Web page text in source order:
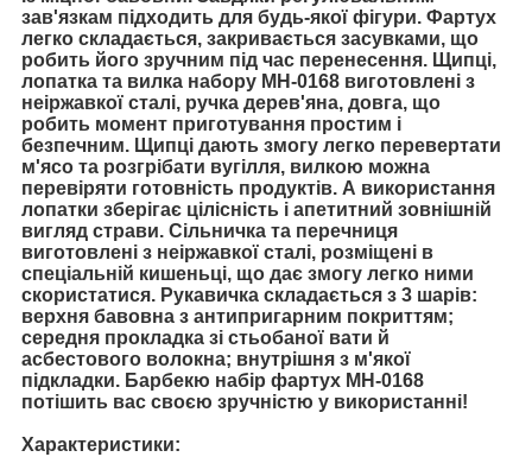
зав'язкам підходить для будь-якої фігури. Фартух
легко складається, закривається засувками, що
робить його зручним під час перенесення. Щипці,
лопатка та вилка набору MH-0168 виготовлені з
неіржавкої сталі, ручка дерев'яна, довга, що
робить момент приготування простим і
безпечним. Щипці дають змогу легко перевертати
м'ясо та розгрібати вугілля, вилкою можна
перевіряти готовність продуктів. А використання
лопатки зберігає цілісність і апетитний зовнішній
вигляд страви. Сільничка та перечниця
виготовлені з неіржавкої сталі, розміщені в
спеціальній кишеньці, що дає змогу легко ними
скористатися. Рукавичка складається з 3 шарів:
верхня бавовна з антипригарним покриттям;
середня прокладка зі стьобаної вати й
асбестового волокна; внутрішня з м'якої
підкладки. Барбекю набір фартух МН-0168
потішить вас своєю зручністю у використанні!
Характеристики: